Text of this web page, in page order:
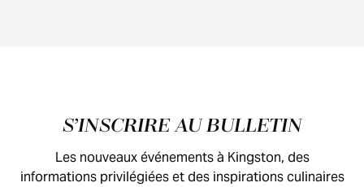
Pied de pageS’INSCRIRE AU BULLETIN
Les nouveaux événements à Kingston, des
informations privilégiées et des inspirations culinaires